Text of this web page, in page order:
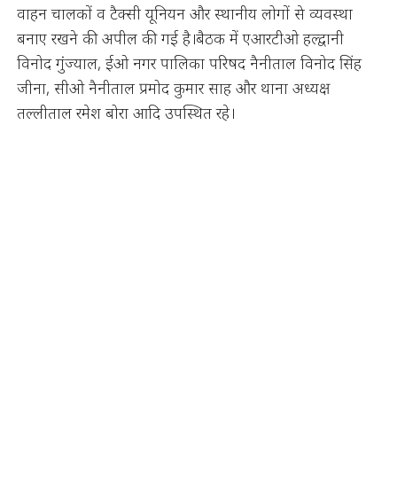
वाहन चालकों व टैक्सी यूनियन और स्थानीय लोगों से व्यवस्था
बनाए रखने की अपील की गई है।बैठक में एआरटीओ हल्द्वानी
विनोद गुंज्याल, ईओ नगर पालिका परिषद नैनीताल विनोद सिंह
जीना, सीओ नैनीताल प्रमोद कुमार साह और थाना अध्यक्ष
तल्लीताल रमेश बोरा आदि उपस्थित रहे।